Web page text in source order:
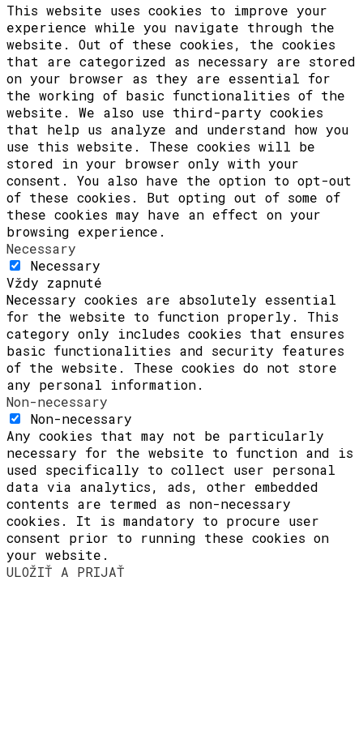
This website uses cookies to improve your
experience while you navigate through the
website. Out of these cookies, the cookies
that are categorized as necessary are stored
on your browser as they are essential for
the working of basic functionalities of the
website. We also use third-party cookies
that help us analyze and understand how you
use this website. These cookies will be
stored in your browser only with your
consent. You also have the option to opt-out
of these cookies. But opting out of some of
these cookies may have an effect on your
browsing experience.
Necessary
Necessary
Vždy zapnuté
Necessary cookies are absolutely essential
for the website to function properly. This
category only includes cookies that ensures
basic functionalities and security features
of the website. These cookies do not store
any personal information.
Non-necessary
Non-necessary
Any cookies that may not be particularly
necessary for the website to function and is
used specifically to collect user personal
data via analytics, ads, other embedded
contents are termed as non-necessary
cookies. It is mandatory to procure user
consent prior to running these cookies on
your website.
ULOŽIŤ A PRIJAŤ